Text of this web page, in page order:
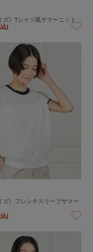
ズ》Tシャツ風サマーニット
)
ズ》フレンチスリーブサマー
)